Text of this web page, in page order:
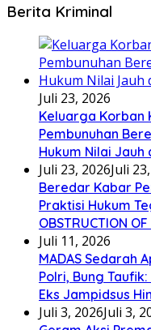
Berita Kriminal
Juli 23, 2026
Keluarga Korban
Pembunuhan
Hukum Nilai Jauh
Juli 23, 2026Juli
Beredar Kabar
Praktisi Hukum
OBSTRUCTION OF
Juli 11, 2026
MADAS Sedarah
Polri, Bung
Eks Jampidsus
Juli 3, 2026Juli 3,